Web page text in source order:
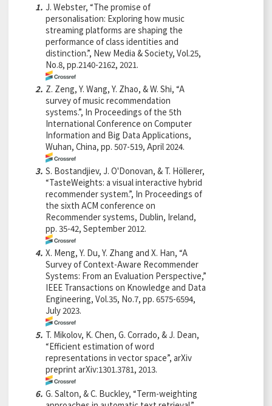
1. J. Webster, “The promise of
personalisation: Exploring how music
streaming platforms are shaping the
performance of class identities and
distinction.”, New Media & Society, Vol.25,
No.8, pp.2140-2162, 2021.
2. Z. Zeng, Y. Wang, Y. Zhao, & W. Shi, “A
survey of music recommendation
systems.”, In Proceedings of the 5th
International Conference on Computer
Information and Big Data Applications,
Wuhan, China, pp. 507-519, April 2024.
3. S. Bostandjiev, J. O'Donovan, & T. Höllerer,
“TasteWeights: a visual interactive hybrid
recommender system.”, In Proceedings of
the sixth ACM conference on
Recommender systems, Dublin, Ireland,
pp. 35-42, September 2012.
4. X. Meng, Y. Du, Y. Zhang and X. Han, “A
Survey of Context-Aware Recommender
Systems: From an Evaluation Perspective,”
IEEE Transactions on Knowledge and Data
Engineering, Vol.35, No.7, pp. 6575-6594,
July 2023.
5. T. Mikolov, K. Chen, G. Corrado, & J. Dean,
“Efficient estimation of word
representations in vector space”, arXiv
preprint arXiv:1301.3781, 2013.
6. G. Salton, & C. Buckley, “Term-weighting